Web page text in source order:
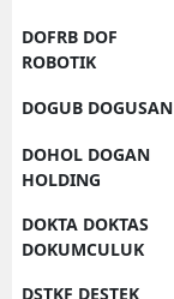
DOFRB DOF
ROBOTIK
DOGUB DOGUSAN
DOHOL DOGAN
HOLDING
DOKTA DOKTAS
DOKUMCULUK
DSTKF DESTEK